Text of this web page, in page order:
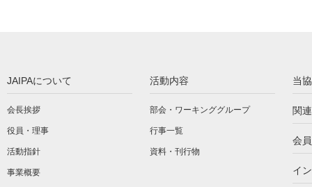
JAIPAについて
会長挨拶
役員・理事
活動指針
事業概要
活動内容
部会・ワーキンググループ
行事一覧
資料・刊行物
当
関
会
イ